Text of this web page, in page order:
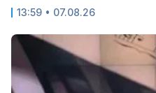
13:59 • 07.08.26